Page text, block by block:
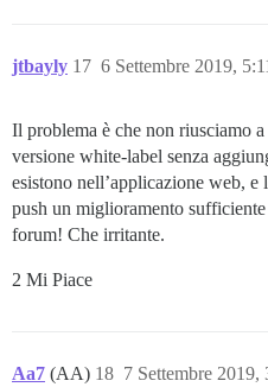
jtbayly 6 Settembre 2019,
17
Il problema è che non riusciamo
versione white-label senza
esistono nell’applicazione web,
push un miglioramento
forum! Che irritante.
2 Mi Piace
Aa7 (AA) 7 Settembre 2019,
18